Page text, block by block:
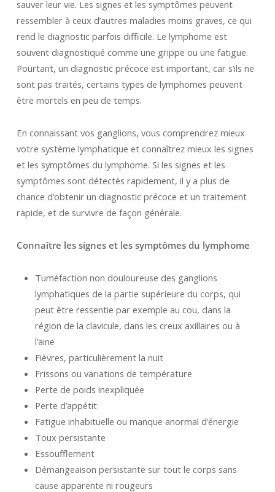
sauver leur vie. Les signes et les symptômes peuvent
ressembler à ceux d’autres maladies moins graves, ce qui
rend le diagnostic parfois difficile. Le lymphome est
souvent diagnostiqué comme une grippe ou une fatigue.
Pourtant, un diagnostic précoce est important, car s’ils ne
sont pas traités, certains types de lymphomes peuvent
être mortels en peu de temps.
En connaissant vos ganglions, vous comprendrez mieux
votre système lymphatique et connaîtrez mieux les signes
et les symptômes du lymphome. Si les signes et les
symptômes sont détectés rapidement, il y a plus de
chance d’obtenir un diagnostic précoce et un traitement
rapide, et de survivre de façon générale.
Connaître les signes et les symptômes du lymphome
Tuméfaction non douloureuse des ganglions
lymphatiques de la partie supérieure du corps, qui
peut être ressentie par exemple au cou, dans la
région de la clavicule, dans les creux axillaires ou à
l’aine
Fièvres, particulièrement la nuit
Frissons ou variations de température
Perte de poids inexpliquée
Perte d’appétit
Fatigue inhabituelle ou manque anormal d’énergie
Toux persistante
Essoufflement
Démangeaison persistante sur tout le corps sans
cause apparente ni rougeurs